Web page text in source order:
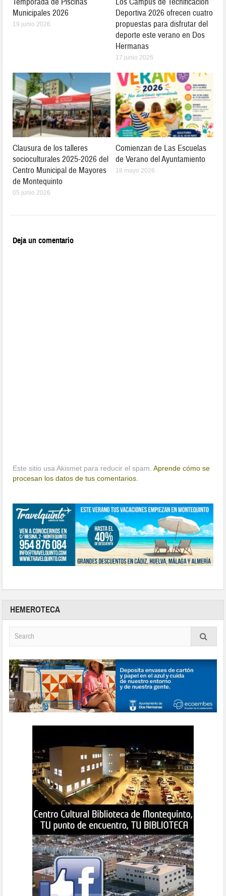
Municipales 2026
19 junio 2026
Deportiva 2026 ofrecen cuatro
propuestas para disfrutar del
deporte este verano en Dos
Hermanas
17 junio 2026
Clausura de los talleres
socioculturales 2025-2026 del
Centro Municipal de Mayores
de Montequinto
05 junio 2026
Comienzan de Las Escuelas
de Verano del Ayuntamiento
18 mayo 2026
Deja un comentario
Este sitio usa Akismet para reducir el spam.Aprende cómo se
procesan los datos de tus comentarios.
HEMEROTECA